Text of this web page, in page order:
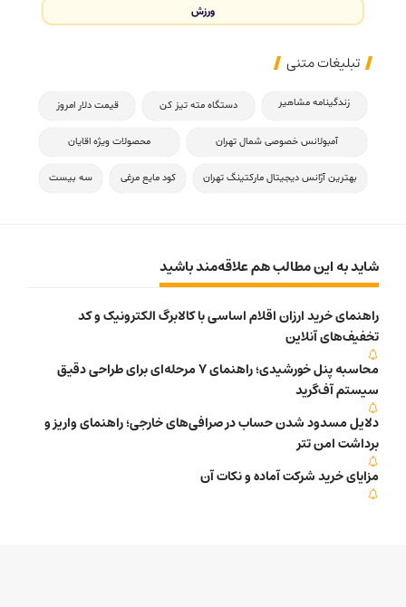
ورزش
تبلیغات متنی
زندگینامه مشاهیر دستگاه مته تیز کن قیمت دلار امروز
آمبولانس خصوصی شمال تهران محصولات ویژه اقایان
بهترین آژانس دیجیتال مارکتینگ تهران کود مایع مرغی سه بیست
شاید به این مطالب هم علاقه‌مند باشید
راهنمای خرید ارزان اقلام اساسی با کالابرگ الکترونیک و کد
تخفیف‌های آنلاین
محاسبه پنل خورشیدی؛ راهنمای 7 مرحله‌ای برای طراحی دقیق
سیستم آف‌گرید
دلایل مسدود شدن حساب در صرافی‌های خارجی؛ راهنمای واریز و
برداشت امن تتر
مزایای خرید شرکت آماده و نکات آن